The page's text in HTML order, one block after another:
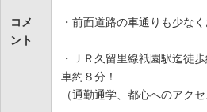
コメ
ント
・前面道路の車通りも少な
・ＪＲ久留里線祇園駅迄徒
車約８分！
（通勤通学、都心へのアクセ